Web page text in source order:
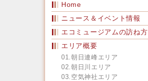
Home
ニュース＆イベント情報
エコミュージアムの訪ね方
エリア概要
01.朝日連峰エリア
02.朝日川エリア
03.空気神社エリア